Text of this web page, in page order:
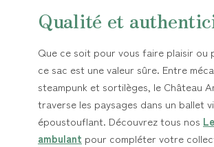
Qualité et
Que ce soit pour vous faire plaisir ou
ce sac est une valeur sûre. Entre
steampunk et sortilèges, le Château
traverse les paysages dans un ballet
époustouflant. Découvrez tous nos
ambulant pour compléter votre